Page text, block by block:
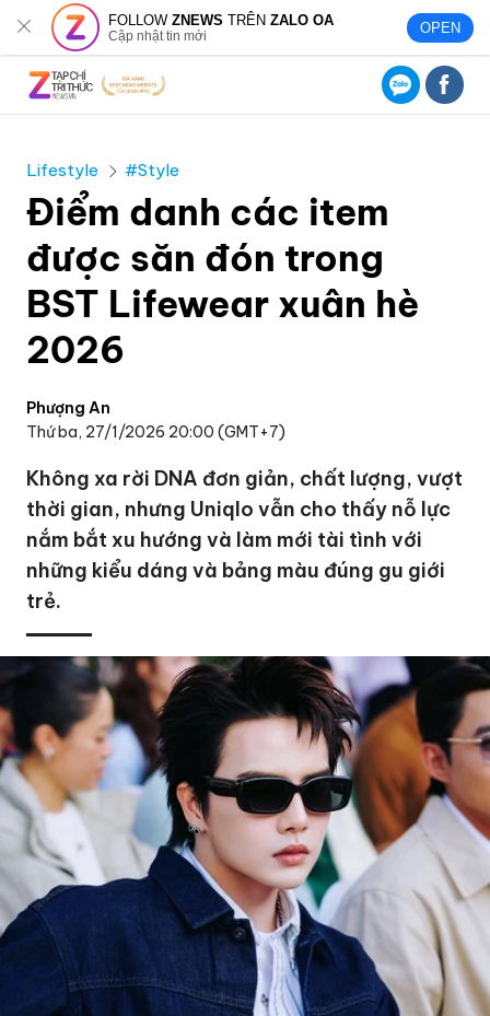
FOLLOWZNEWS TRÊNZALO OA
Cập nhật tin mới OPEN
Lifestyle #Style
Điểm danh các item
được săn đón trong
BST Lifewear xuân hè
2026
Phượng An
Thứ ba, 27/1/2026 20:00 (GMT+7)
Không xa rời DNA đơn giản, chất lượng, vượt
thời gian, nhưng Uniqlo vẫn cho thấy nỗ lực
nắm bắt xu hướng và làm mới tài tình với
những kiểu dáng và bảng màu đúng gu giới
trẻ.